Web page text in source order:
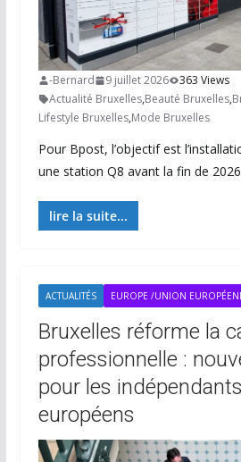
-Bernard 9 juillet 2026
363 Views
Actualité Bruxelles,Beauté Bruxelles,
Lifestyle Bruxelles,Mode Bruxelles
Pour Bpost, l’objectif est
une station Q8 avant la fin de
lire la suite...
ACTUALITÉS EUROPE /UNION
Bruxelles réforme la
professionnelle :
pour les
européens